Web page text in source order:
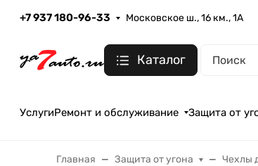
+7 937 180-96-33 Московское ш., 16 км., 1А
Каталог
УслугиРемонт и обслуживание Защита от
Главная Защита от угона Чехлы